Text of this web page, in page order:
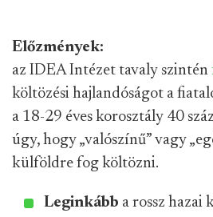
Előzmények:
az IDEA Intézet tavaly szintén
költözési hajlandóságot a
a 18-29 éves korosztály 40
úgy, hogy „valószínű” vagy
külföldre fog költözni.
Leginkább a rossz hazai